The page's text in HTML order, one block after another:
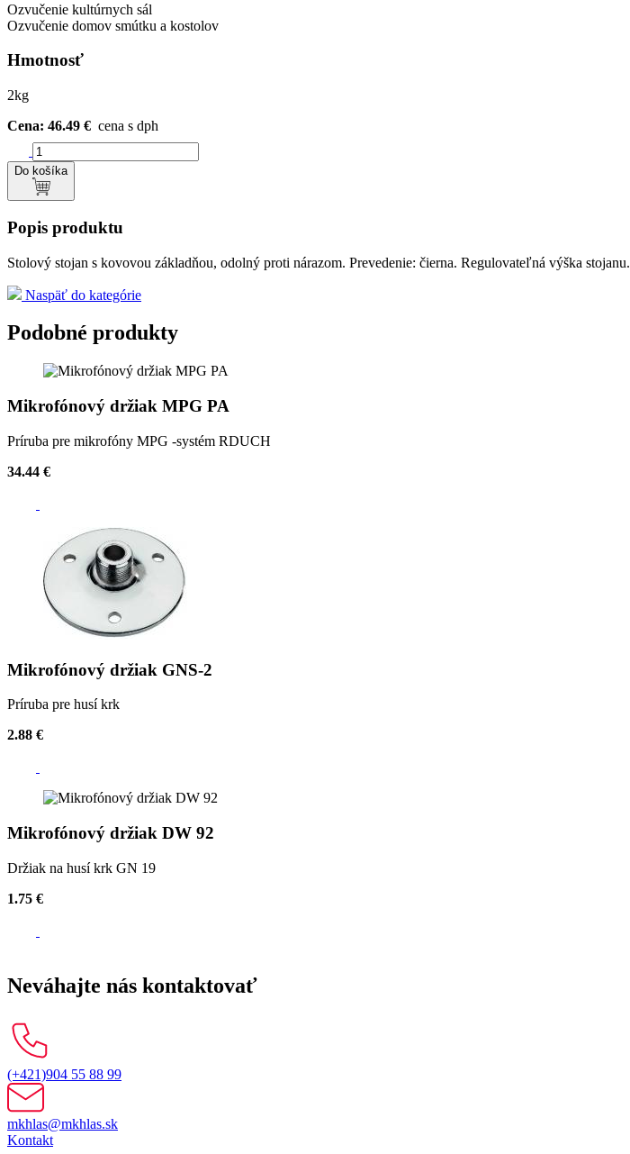
Ozvučenie kultúrnych sál
Ozvučenie domov smútku a kostolov
Hmotnosť
2kg
Cena: 46.49 € cena s dph
Do košíka
Popis produktu
Stolový stojan s kovovou základňou, odolný proti nárazom. Prevedenie: čierna. Regulovateľná výška stojanu.
Naspäť do kategórie
Podobné produkty
Mikrofónový držiak MPG PA
Príruba pre mikrofóny MPG -systém RDUCH
34.44 €
Mikrofónový držiak GNS-2
Príruba pre husí krk
2.88 €
Mikrofónový držiak DW 92
Držiak na husí krk GN 19
1.75 €
Neváhajte nás kontaktovať
(+421)904 55 88 99
mkhlas@mkhlas.sk
Kontakt